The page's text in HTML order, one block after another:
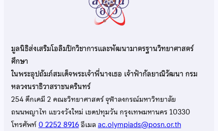
มูลนิธิส่งเสริมโอลิมปิกวิชาการและพัฒนามาตรฐานวิทยาศาสตร์
ศึกษา
ในพระอุปถัมภ์สมเด็จพระเจ้าพี่นางเธอ เจ้าฟ้ากัลยาณิวัฒนา กรม
หลวงนราธิวาสราชนครินทร์
254 ตึกเคมี 2 คณะวิทยาศาสตร์ จุฬาลงกรณ์มหาวิทยาลัย
ถนนพญาไท แขวงวังใหม่ เขตปทุมวัน กรุงเทพมหานคร 10330
โทรศัพท์0 2252 8916อีเมลac.olympiads@posn.or.th